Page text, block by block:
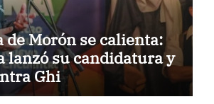
de Morón se calienta:
lanzó su candidatura y
Ghi